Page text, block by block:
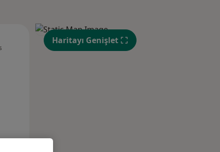
10 Ağustos
Sal,
11 Ağustos
Çar,
12 Ağustos
Haritayı Genişlet